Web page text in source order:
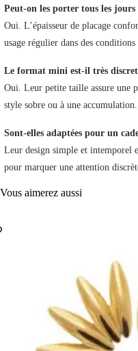
Peut-on les porter tous les jours
Oui. L’épaisseur de placage
usage régulier dans des conditions
Le format mini est-il très
Oui. Leur petite taille assure une
style sobre ou à une accumulation.
Sont-elles adaptées pour un
Leur design simple et
pour marquer une attention
Vous aimerez aussi